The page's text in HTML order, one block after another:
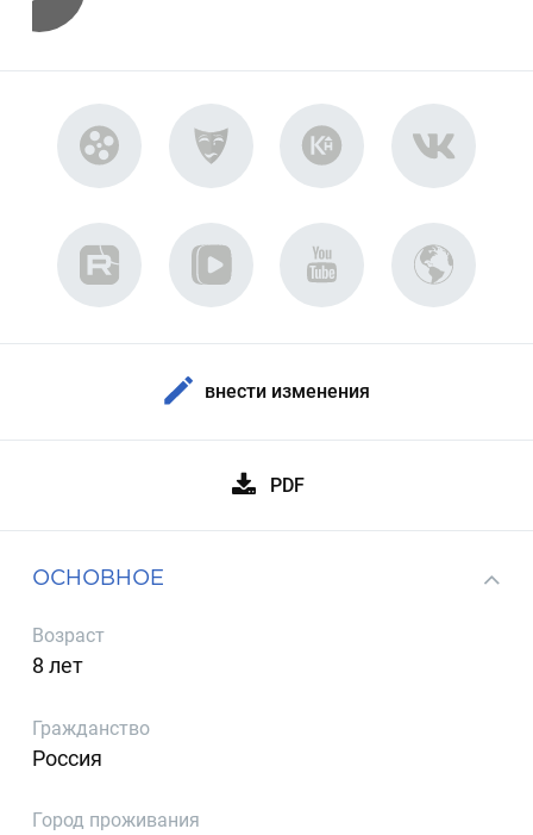
внести изменения
PDF
ОСНОВНОЕ
Возраст
8 лет
Гражданство
Россия
Город проживания